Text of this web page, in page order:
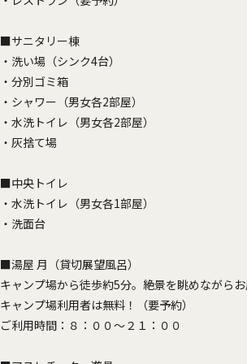
■サニタリー棟
・洗い場（シンク4台）
・分別ゴミ箱
・シャワー（男女各2部屋）
・水洗トイレ（男女各2部屋）
・灰捨て場
■中央トイレ
・水洗トイレ（男女各1部屋）
・洗面台
■湯屋 月（貸切展望風呂）
キャンプ場から徒歩約5分。絶景を眺めながら
キャンプ場利用者は無料！（要予約）
ご利用時間：８：００〜２１：００